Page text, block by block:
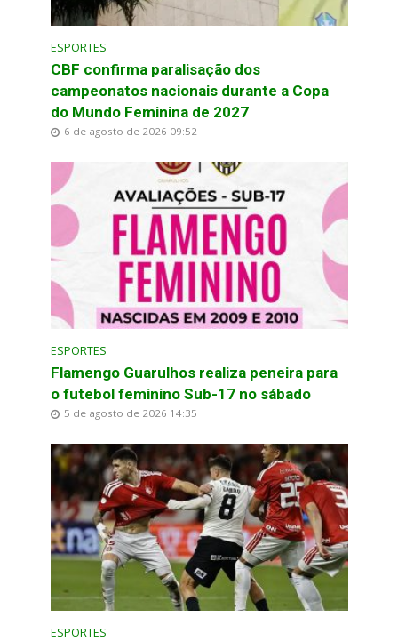
ESPORTES
CBF confirma paralisação dos
campeonatos nacionais durante a Copa
do Mundo Feminina de 2027
6 de agosto de 2026 09:52
ESPORTES
Flamengo Guarulhos realiza peneira para
o futebol feminino Sub-17 no sábado
5 de agosto de 2026 14:35
ESPORTES